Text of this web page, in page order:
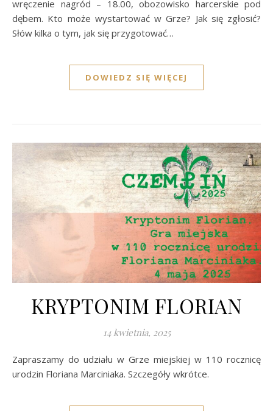
wręczenie nagród – 18.00, obozowisko harcerskie pod
dębem. Kto może wystartować w Grze? Jak się zgłosić?
Słów kilka o tym, jak się przygotować…
DOWIEDZ SIĘ WIĘCEJ
KRYPTONIM FLORIAN
14 kwietnia, 2025
Zapraszamy do udziału w Grze miejskiej w 110 rocznicę
urodzin Floriana Marciniaka. Szczegóły wkrótce.